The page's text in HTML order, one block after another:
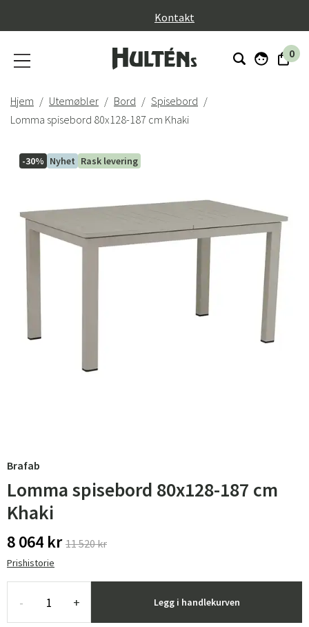
Kontakt
0
Hjem Utemøbler Bord
Spisebord
Lomma spisebord 80x128-187 cm Khaki
-30% Nyhet Rask levering
Brafab
Lomma spisebord 80x128-187 cm
Khaki
8 064 kr 11 520 kr
Prishistorie
- + Legg i handlekurven